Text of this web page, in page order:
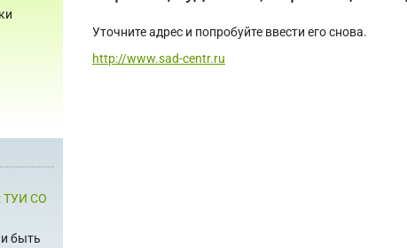
ТУИ СО
быть
Уточните адрес и попробуйте ввести его снова.
http://www.sad-centr.ru